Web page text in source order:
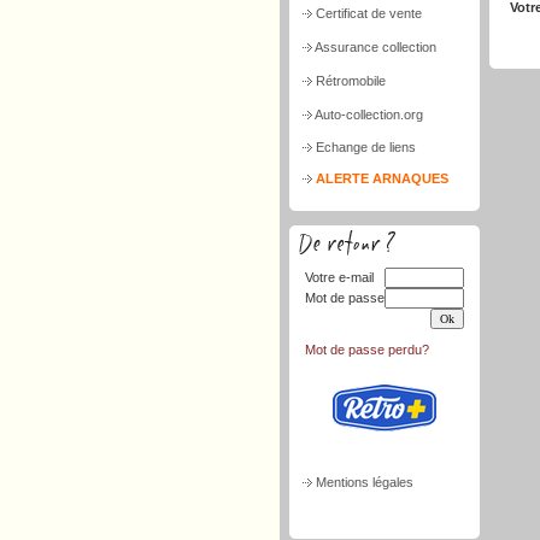
Certificat de vente
Assurance collection
Rétromobile
Auto-collection.org
Echange de liens
ALERTE ARNAQUES
Votre e-mail
Mot de passe
Mot de passe perdu?
Mentions légales